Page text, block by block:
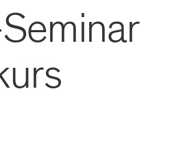
Passwort: